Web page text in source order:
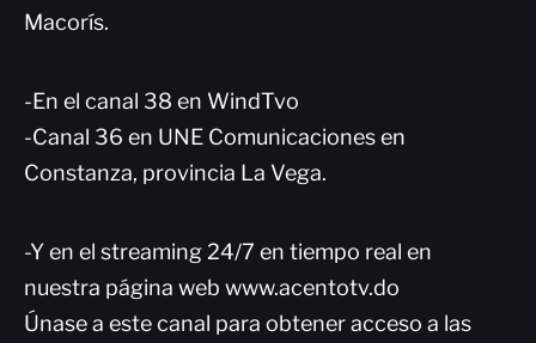
Macorís.
-En el canal 38 en WindTvo
-Canal 36 en UNE Comunicaciones en
Constanza, provincia La Vega.
-Y en el streaming 24/7 en tiempo real en
nuestra página web www.acentotv.do
Únase a este canal para obtener acceso a las